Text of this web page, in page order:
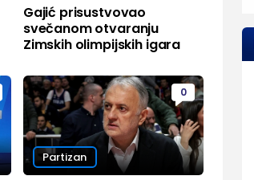
Gajić prisustvovao
svečanom otvaranju
Zimskih olimpijskih igara
0
Partizan